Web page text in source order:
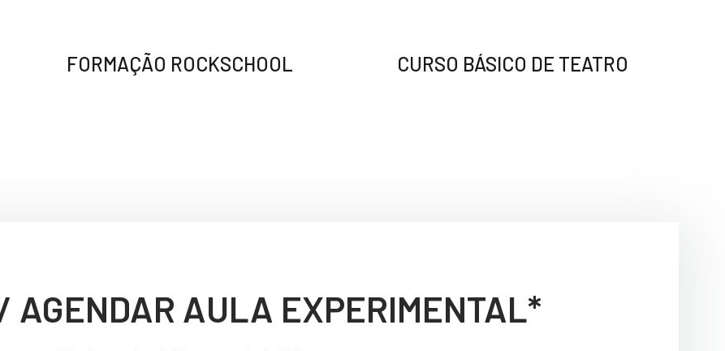
FORMAÇÃO ROCKSCHOOL CURSO BÁSICO DE TEATRO
AGENDAR AULA EXPERIMENTAL*